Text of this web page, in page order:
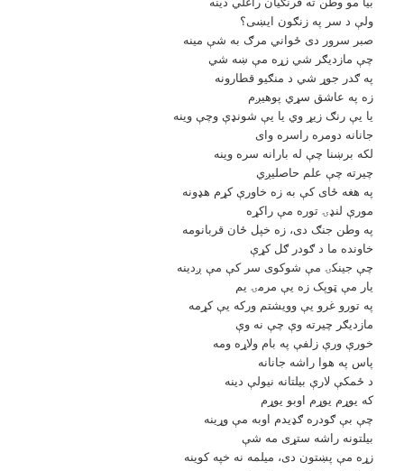
ولې د سر په زنګون ايښى؟
صبر سرور دى ځواني مرګ به شې مينه
چې مازديګر شي زړه مې ښه شي
په ګدر جوړ شي د منګيو قطارونه
زه په عاشق سړي پوهيږم
يا يې رنګ زيړ وي يا يې شونډې وچې وينه
جانانه دومره راسره واى
لکه برښنا چې له بارانه سره وينه
چيرته چې علم حاصليږي
په هغه ځاى کې به زه خاورې کړم هډونه
مورې لنډۍ توره مې راکړه
په وطن جنګ دى، زه خپل ځان قربانومه
خاونده ما د ګودر ګل کړې
چې جينکۍ مې شوکوى سر کې مې ږدينه
يار مې ټوپک زه يې مرمۍ يم
په تورو غرو يې وويشتم ورکه يې کړمه
مازديګر چيرته وې چې نه وې
خورې ورې زلفې په بام ولاړه ومه
پاس په هوا راشه جانانه
د ځمکې لارې بيلتانه نيولې دينه
که يوړم يوړم اوبو يوړم
چې بې ګودره ګډيدم اوبه مې وړينه
بيلتونه راشه ستړى مه شې
زړه مې پښتون دى، ميلمه نه خپه کوينه